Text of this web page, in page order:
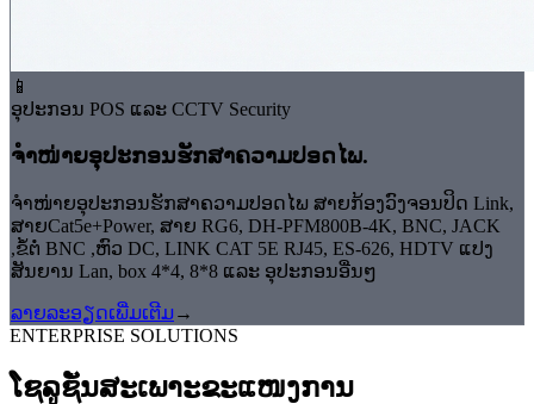
📱
ອຸປະກອນ POS ແລະ CCTV Security
⁠ຈຳໜ່າຍອຸປະກອນຮັກສາຄວາມປອດໄພ.
ຈຳໜ່າຍອຸປະກອນຮັກສາຄວາມປອດໄພ ສາຍກ້ອງວົງຈອນປິດ Link,
ສາຍCat5e+Power, ສາຍ RG6, DH-PFM800B-4K, BNC, JACK
,ຂໍ້ຕໍ່ BNC ,ຫົວ DC, LINK CAT 5E RJ45, ES-626, HDTV ແປງ
ສັນຍານ Lan, box 4*4, 8*8 ແລະ ອຸປະກອນອື່ນໆ
ລາຍລະອຽດເພີ່ມເຕີມ →
ENTERPRISE SOLUTIONS
ໂຊລູຊັ່ນສະເພາະຂະແໜງການ